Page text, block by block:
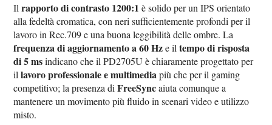
Ilrapporto di contrasto 1200:1 è solido per un IPS orientato
alla fedeltà cromatica, con neri sufficientemente profondi per il
lavoro in Rec.709 e una buona leggibilità delle ombre. La
frequenza di aggiornamento a 60 Hze iltempo di risposta
di 5 msindicano che il PD2705U è chiaramente progettato per
illavoro professionale e multimediapiù che per il gaming
competitivo; la presenza diFreeSyncaiuta comunque a
mantenere un movimento più fluido in scenari video e utilizzo
misto.